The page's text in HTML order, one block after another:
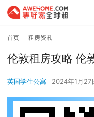
首页 租房资讯
伦敦租房攻略 伦
英国学生公寓 2024年1月27